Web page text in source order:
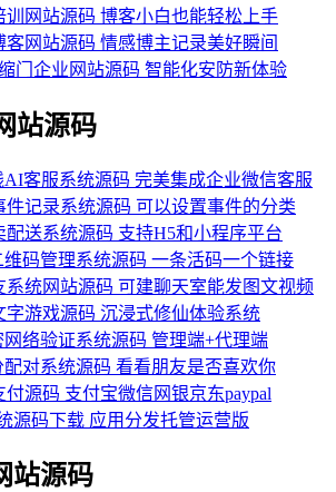
训网站源码 博客小白也能轻松上手
客网站源码 情感博主记录美好瞬间
门企业网站源码 智能化安防新体验
站源码
AI客服系统源码 完美集成企业微信客服
件记录系统源码 可以设置事件的分类
配送系统源码 支持H5和小程序平台
维码管理系统源码 一条活码一个链接
系统网站源码 可建聊天室能发图文视频
字游戏源码 沉浸式修仙体验系统
网络验证系统源码 管理端+代理端
配对系统源码 看看朋友是否喜欢你
付源码 支付宝微信网银京东paypal
源码下载 应用分发托管运营版
站源码